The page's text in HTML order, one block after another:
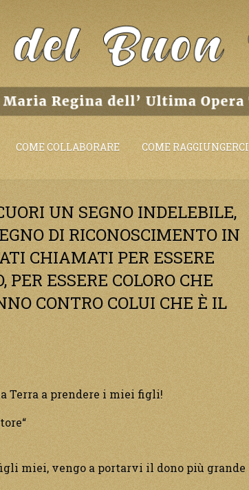
COME COLLABORARE COME RAGGIUNGERCI
UN SEGNO INDELEBILE,
DI RICONOSCIMENTO IN
CHIAMATI PER ESSERE
ESSERE COLORO CHE
CONTRO COLUI CHE È IL
Terra a prendere i miei figli!
miei, vengo a portarvi il dono più grande